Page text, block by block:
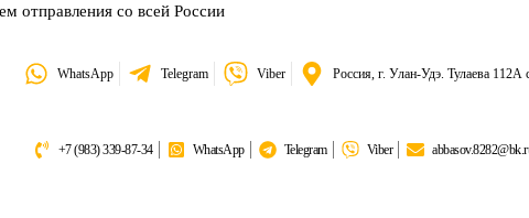
отправления со всей России
WhatsApp Telegram Viber Россия, г. Улан-Удэ. Тулаева 112А
+7 (983) 339-87-34 WhatsApp Telegram Viber